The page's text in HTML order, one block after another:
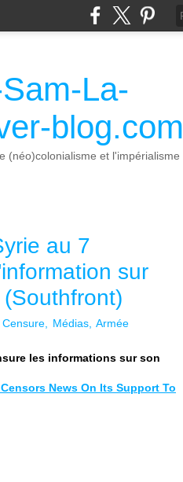
La-
blog.com
(néo)colonialisme et l'impérialisme
au 7
sur
Censure Médias Armée
les informations sur son
News On Its Support To